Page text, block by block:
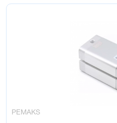
PEMAKS